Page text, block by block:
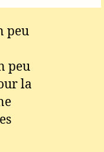
peu
peu
la